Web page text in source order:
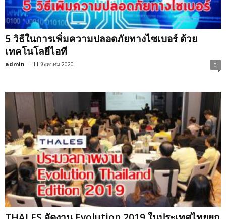
5 วิธีในการเพิ่มความปลอดภัยทางไซเบอร์ ด้วย
เทคโนโลยีไอที
admin - 11 สิงหาคม 2020 0